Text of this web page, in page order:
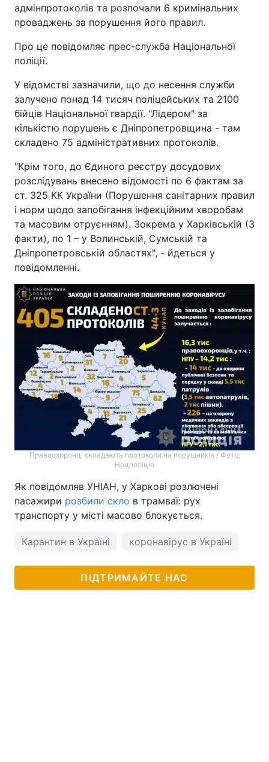
адмінпротоколів та розпочали 6 кримінальних
проваджень за порушення його правил.
Про це повідомляє прес-служба Національної
поліції.
У відомстві зазначили, що до несення служби
залучено понад 14 тисяч поліцейських та 2100
бійців Національної гвардії. "Лідером" за
кількістю порушень є Дніпропетровщина - там
складено 75 адміністративних протоколів.
"Крім того, до Єдиного реєстру досудових
розслідувань внесено відомості по 6 фактам за
ст. 325 КК України (Порушення санітарних правил
і норм щодо запобігання інфекційним хворобам
та масовим отруєнням). Зокрема у Харківській (3
факти), по 1 – у Волинській, Сумській та
Дніпропетровській областях", - йдеться у
повідомленні.
Правоохоронці складають протоколи на порушників / Фото:
Нацполіція
Як повідомляв УНІАН, у Харкові розлючені
пасажири розбили скло в трамваї: рух
транспорту у місті масово блокується.
Карантин в Україні коронавірус в Україні
ПІДТРИМАЙТЕ НАС